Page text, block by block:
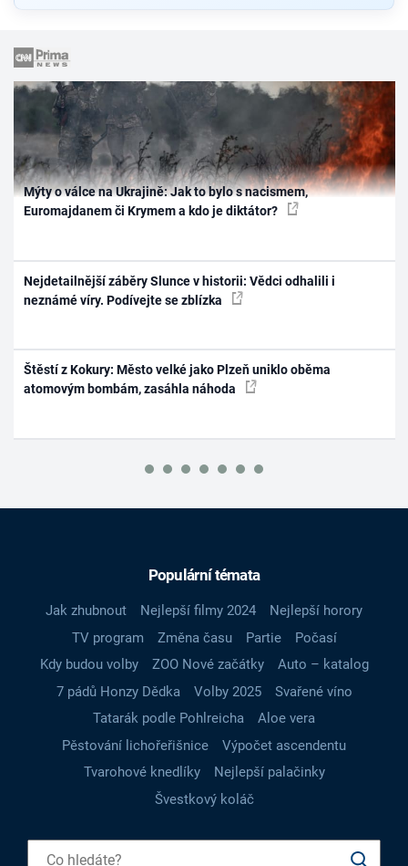
Mýty o válce na Ukrajině: Jak to bylo s nacismem,
Euromajdanem či Krymem a kdo je diktátor?
Nejdetailnější záběry Slunce v historii: Vědci odhalili i
neznámé víry. Podívejte se zblízka
Štěstí z Kokury: Město velké jako Plzeň uniklo oběma
atomovým bombám, zasáhla náhoda
Populární témata
Jak zhubnout Nejlepší filmy 2024
Nejlepší horory
TV program
Změna času Partie
Počasí
Kdy budou volby
ZOO Nové začátky
Auto – katalog
7 pádů Honzy Dědka
Volby 2025
Svařené víno
Tatarák podle Pohlreicha
Aloe vera
Pěstování lichořeřišnice
Výpočet ascendentu
Tvarohové knedlíky
Nejlepší palačinky
Švestkový koláč